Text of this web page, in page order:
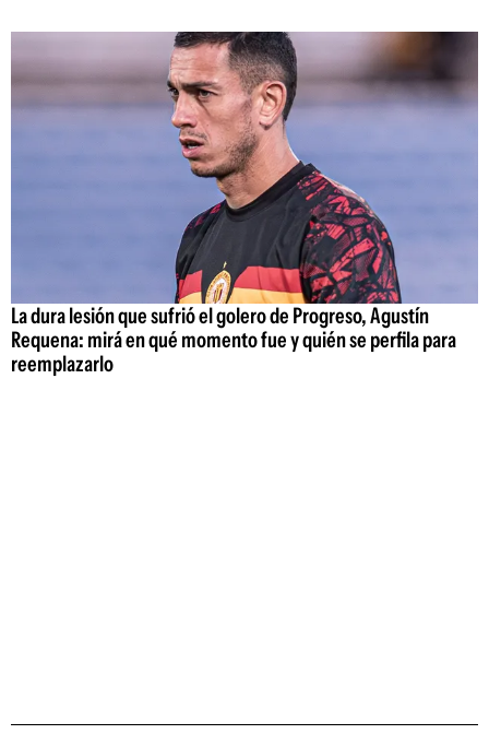
La dura lesión que sufrió el golero de Progreso, Agustín
Requena: mirá en qué momento fue y quién se perfila para
reemplazarlo